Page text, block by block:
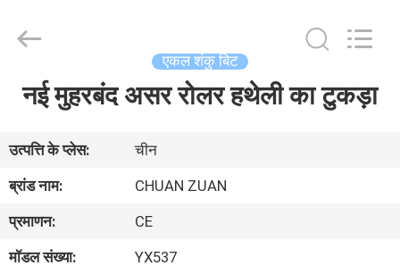
घर
उत्पादों
हमारे
बारे
Copyright
Hebei
Yichuan
Manufacturing
Co.,
Rights
Reserved.
एकल शंकु बिट
नई मुहरबंद असर रोलर हथेली का टुकड़ा
उत्पत्ति के प्लेस:
चीन
ब्रांड नाम:
CHUAN ZUAN
प्रमाणन:
CE
मॉडल संख्या:
YX537